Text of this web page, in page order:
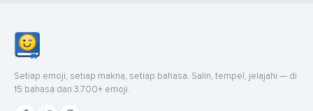
Setiap emoji, setiap makna, setiap bahasa. Salin, tempel, jelajahi — di
15 bahasa dan 3.700+ emoji.